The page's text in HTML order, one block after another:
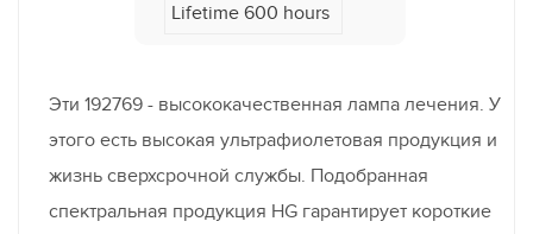
Lifetime 600 hours
Эти 192769 - высококачественная лампа лечения. У
этого есть высокая ультрафиолетовая продукция и
жизнь сверхсрочной службы. Подобранная
спектральная продукция HG гарантирует короткие